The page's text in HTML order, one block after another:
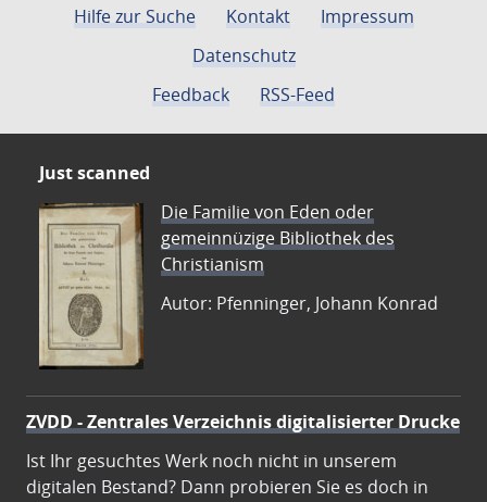
Hilfe zur Suche Kontakt
Impressum
Datenschutz
Feedback
RSS-Feed
Just scanned
Die Familie von Eden oder
gemeinnüzige Bibliothek des
Christianism
Autor: Pfenninger, Johann Konrad
ZVDD - Zentrales Verzeichnis digitalisierter Drucke
Ist Ihr gesuchtes Werk noch nicht in unserem
digitalen Bestand? Dann probieren Sie es doch in